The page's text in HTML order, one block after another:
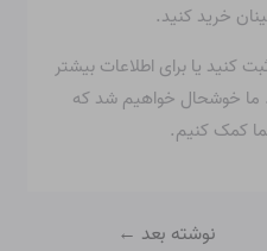
خرید کنید.
کنید یا برای اطلاعات بیشتر
ما خوشحال خواهیم شد که
کمک کنیم.
نوشته بعد ←